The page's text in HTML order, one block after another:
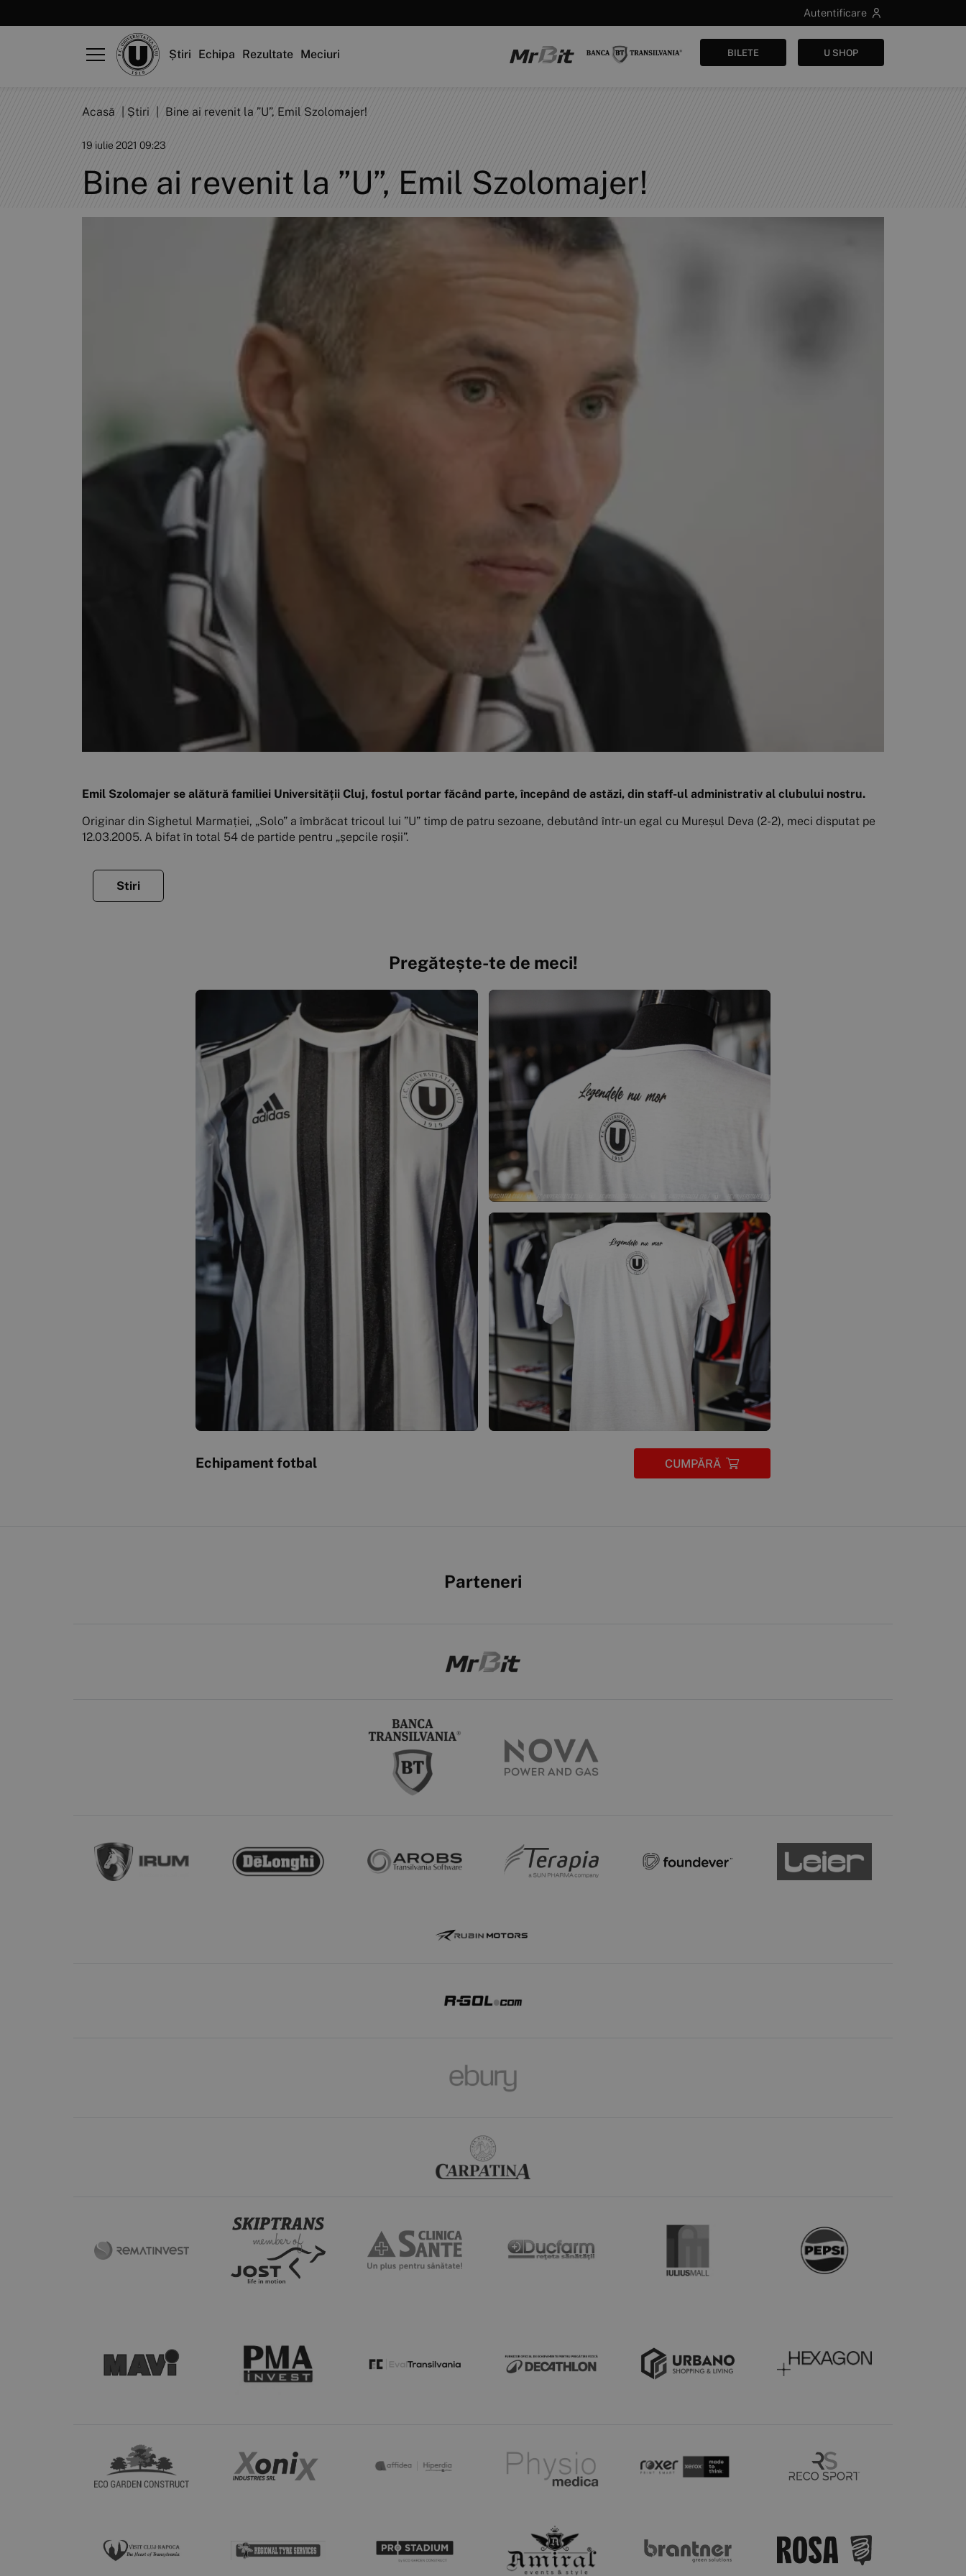
Autentificare
Știri Echipa Rezultate Meciuri BILETE U SHOP
Acasă Știri Bine ai revenit la ”U”, Emil Szolomajer!
19 iulie 2021 09:23
Bine ai revenit la ”U”, Emil Szolomajer!
Emil Szolomajer se alătură familiei Universității Cluj, fostul portar făcând parte, începând de astăzi, din staff-ul administrativ al clubului nostru.
Originar din Sighetul Marmației, „Solo” a îmbrăcat tricoul lui ”U” timp de patru sezoane, debutând într-un egal cu Mureșul Deva (2-2), meci disputat pe
12.03.2005. A bifat în total 54 de partide pentru „șepcile roșii”.
Stiri
Pregătește-te de meci!
Echipament fotbal CUMPĂRĂ
Parteneri